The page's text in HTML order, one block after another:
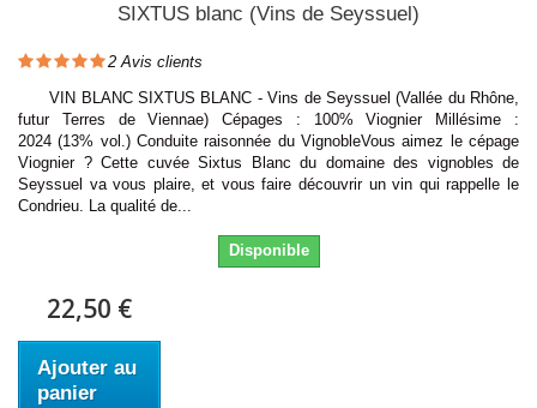
SIXTUS blanc (Vins de Seyssuel)
2 Avis clients
VIN BLANC SIXTUS BLANC - Vins de Seyssuel (Vallée du Rhône,
futur Terres de Viennae) Cépages : 100% Viognier Millésime :
2024 (13% vol.) Conduite raisonnée du VignobleVous aimez le cépage
Viognier ? Cette cuvée Sixtus Blanc du domaine des vignobles de
Seyssuel va vous plaire, et vous faire découvrir un vin qui rappelle le
Condrieu. La qualité de...
Disponible
22,50 €
Ajouter au
panier